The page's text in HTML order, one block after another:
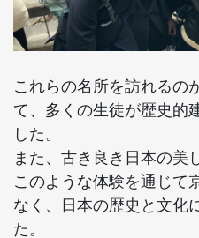
これらの名所を訪れるの
て、多くの生徒が歴史的
した。
また、古き良き日本の美
このような体験を通じて
なく、日本の歴史と文化
た。